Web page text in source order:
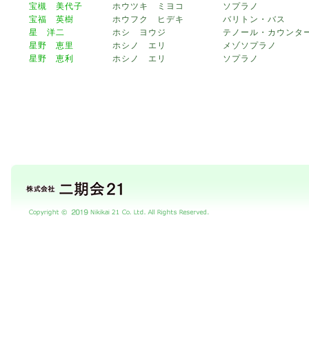
宝槻 美代子
ホウツキ ミヨコ
ソプラノ
宝福 英樹
ホウフク ヒデキ
バリトン・バス
星 洋二
ホシ ヨウジ
テノール・カウンタ
星野 恵里
ホシノ エリ
メゾソプラノ
星野 恵利
ホシノ エリ ソプラノ